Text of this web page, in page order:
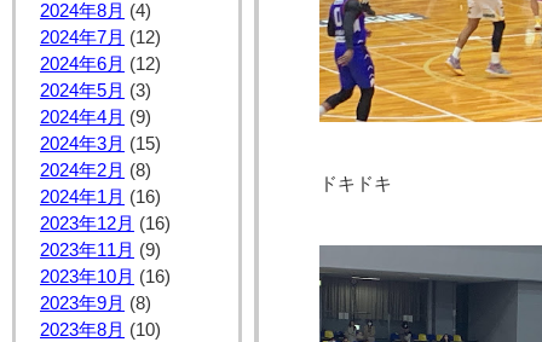
2024年8月 (4)
2024年7月 (12)
2024年6月 (12)
2024年5月 (3)
2024年4月 (9)
2024年3月 (15)
2024年2月 (8)
2024年1月 (16)
2023年12月 (16)
2023年11月 (9)
2023年10月 (16)
2023年9月 (8)
2023年8月 (10)
ドキドキ